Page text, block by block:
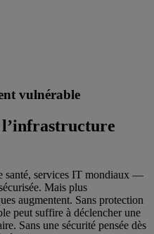
vulnérable
l’infrastructure
santé, services IT mondiaux —
Mais plus
augmentent. Sans protection
peut suffire à déclencher une
Sans une sécurité pensée dès